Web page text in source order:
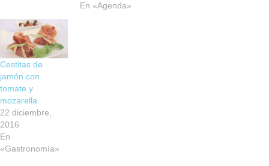
En «Agenda»
Cestitas de
jamón con
tomate y
mozarella
22 diciembre,
2016
En
«Gastronomía»